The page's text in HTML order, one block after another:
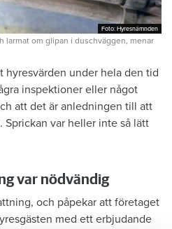
Foto: Hyresnämnden
Foto: Hyresnämnden
larmat om glipan i duschväggen, menar
hyresvärden under hela den tid
inspektioner eller något
att det är anledningen till att
Sprickan var heller inte så lätt
var nödvändig
och påpekar att företaget
med ett erbjudande